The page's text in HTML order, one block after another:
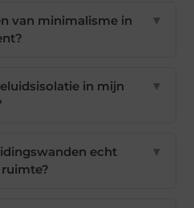
van minimalisme in
▼
in mijn
▼
echt
▼